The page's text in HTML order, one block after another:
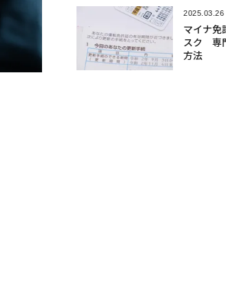
2025.03.26
マイナ免
スク 専
方法